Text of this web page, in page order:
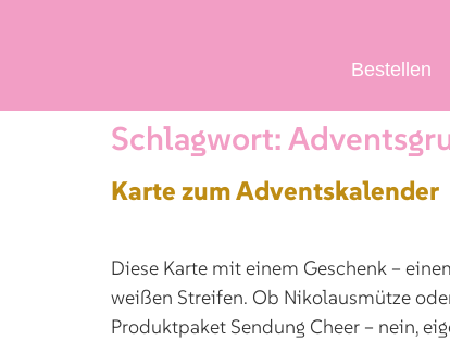
Bestellen
Schlagwort:
Karte zum Adventskalender
Diese Karte mit einem Geschenk –
weißen Streifen. Ob Nikolausmütze
Produktpaket Sendung Cheer – nein,